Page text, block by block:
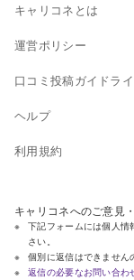
キャリコネとは
運営ポリシー
口コミ投稿ガイドラ
ヘルプ
利用規約
キャリコネへのご意見
下記フォームには個人情
さい。
個別に返信はできません
返信の必要なお問い合わ